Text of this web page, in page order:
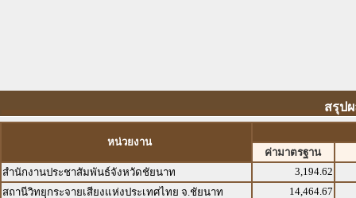
สรุป
หน่วยงาน
ค่ามาตรฐาน
สำนักงานประชาสัมพันธ์จังหวัดชัยนาท
3,194.62
สถานีวิทยุกระจายเสียงแห่งประเทศไทย จ.ชัยนาท
14,464.67